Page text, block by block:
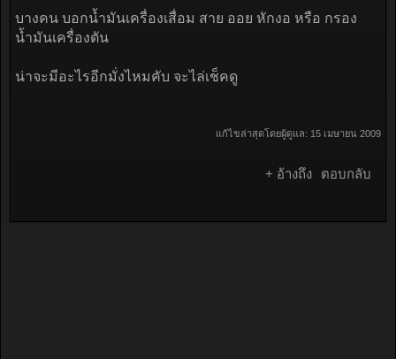
บางคน บอกน้ำมันเครื่องเสื่อม สาย ออย หักงอ หรือ กรอง
น้ำมันเครื่องตัน
น่าจะมีอะไรอีกมั่งไหมคับ จะไล่เช็คดู
แก้ไขล่าสุดโดยผู้ดูแล: 15 เมษายน 2009
+ อ้างถึง ตอบกลับ